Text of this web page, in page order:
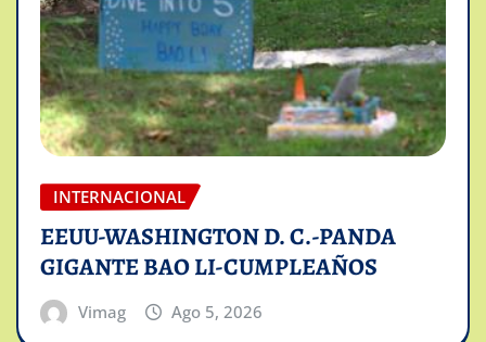
INTERNACIONAL
EEUU-WASHINGTON D. C.-PANDA
GIGANTE BAO LI-CUMPLEAÑOS
Vimag Ago 5, 2026